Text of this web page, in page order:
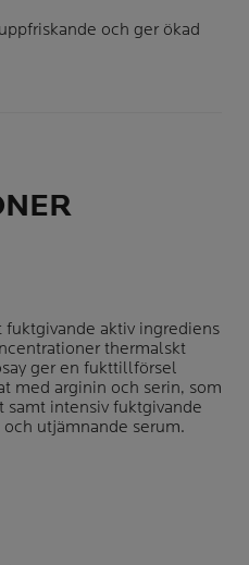
och ger ökad
fuktgivande aktiv ingrediens
thermalskt
ger en fukttillförsel
med arginin och serin, som
intensiv fuktgivande
utjämnande serum.